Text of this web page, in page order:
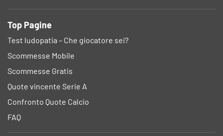
Top Pagine
Test ludopatia – Che giocatore sei?
Scommesse Mobile
Scommesse Gratis
Quote vincente Serie A
Confronto Quote Calcio
FAQ